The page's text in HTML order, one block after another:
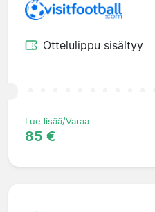
Ottelulippu sisältyy
Lue lisää/Varaa
85 €